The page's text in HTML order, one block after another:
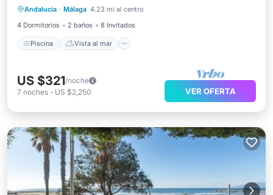
Andalucía · Málaga 4.23 mi al centro
4 Dormitorios
2 baños 8 Invitados
Piscina Vista al mar
Balcón/Terraza
Vistas
US $321/noche
7 noches - US $2,250 VER OFERTA